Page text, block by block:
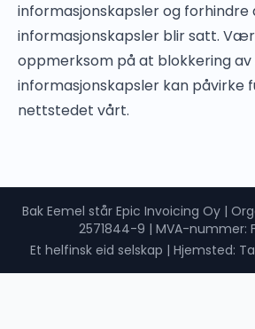
informasjonskapsler og forhindre
informasjonskapsler blir satt.
oppmerksom på at blokkering
informasjonskapsler kan påvirke
nettstedet vårt.
Bak Eemel står Epic Invoicing Oy|
2571844-9 | MVA-nummer:
Et helfinsk eid selskap | Hjemsted: